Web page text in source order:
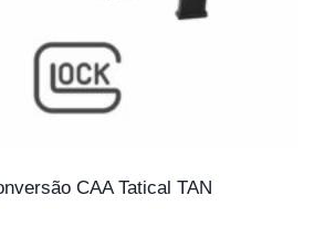
CAA Tatical TAN